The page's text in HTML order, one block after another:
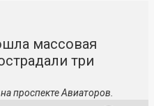
массовая
три
проспекте Авиаторов.